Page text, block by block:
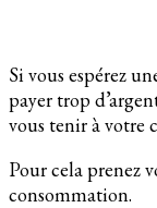
Si vous espérez
payer trop
vous tenir à votre
Pour cela prenez
consommation.